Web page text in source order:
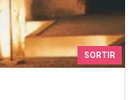
SORTIR